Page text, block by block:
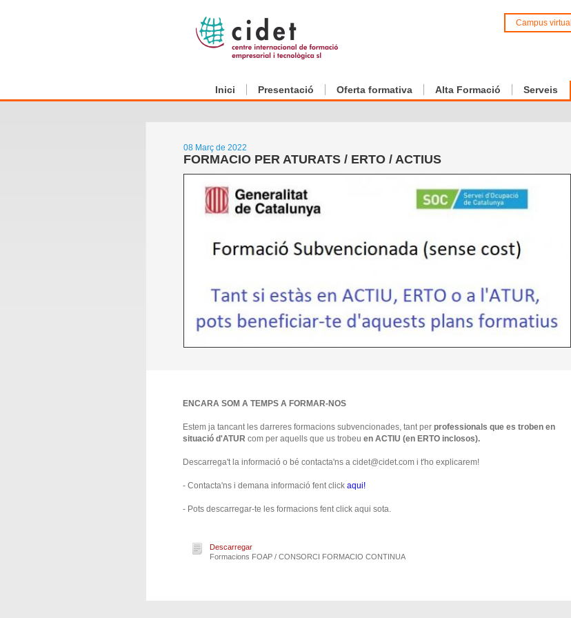
Campus virtual
Inici Presentació Oferta formativa Alta Formació Serveis
08 Març de 2022
FORMACIO PER ATURATS / ERTO / ACTIUS
ENCARA SOM A TEMPS A FORMAR-NOS
Estem ja tancant les darreres formacions subvencionades, tant per professionals que es troben en
situació d'ATUR com per aquells que us trobeu en ACTIU (en ERTO inclosos).
Descarrega't la informació o bé contacta'ns a cidet@cidet.com i t'ho explicarem!
- Contacta'ns i demana informació fent click aqui!
- Pots descarregar-te les formacions fent click aqui sota.
Descarregar
Formacions FOAP / CONSORCI FORMACIO CONTINUA